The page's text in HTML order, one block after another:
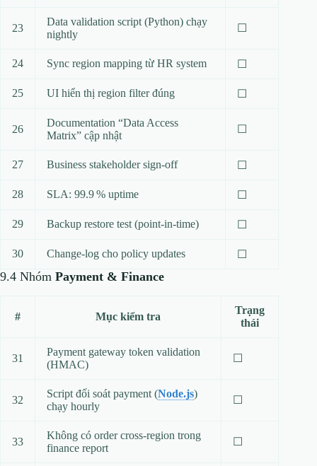
23
Data validation script (Python) chạy
nightly
☐
24 Sync region mapping từ HR system ☐
25 UI hiển thị region filter đúng ☐
26
Documentation “Data Access
Matrix” cập nhật
☐
27 Business stakeholder sign‑off ☐
28 SLA: 99.9 % uptime ☐
29 Backup restore test (point‑in‑time) ☐
30 Change‑log cho policy updates ☐
9.4 Nhóm Payment & Finance
# Mục kiểm tra
Trạng
thái
31
Payment gateway token validation
(HMAC)
☐
32
Script đối soát payment (Node.js)
chạy hourly
☐
33
Không có order cross‑region trong
finance report
☐